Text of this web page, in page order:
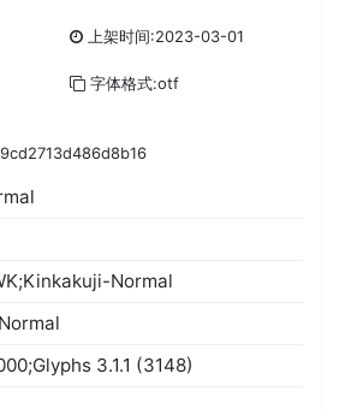
上架时间:2023-03-01
字体格式:otf
Normal
3.1.1 (3148)